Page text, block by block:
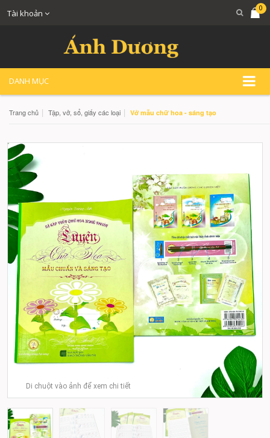
Tài khoản
0
DANH MỤC
Trang chủ | Tập, vở, sổ, giấy các loại | Vở mẫu chữ hoa - sáng tạo
Di chuột vào ảnh để xem chi tiết